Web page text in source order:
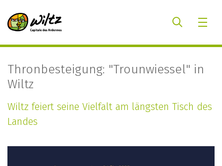
Thronbesteigung: "Trounwiessel" in
Wiltz
Wiltz feiert seine Vielfalt am längsten Tisch des
Landes